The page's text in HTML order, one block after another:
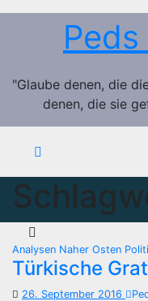
Zum
"Glaube denen, die
denen, die sie
Analysen Naher Osten
Türkische
26. September 2016